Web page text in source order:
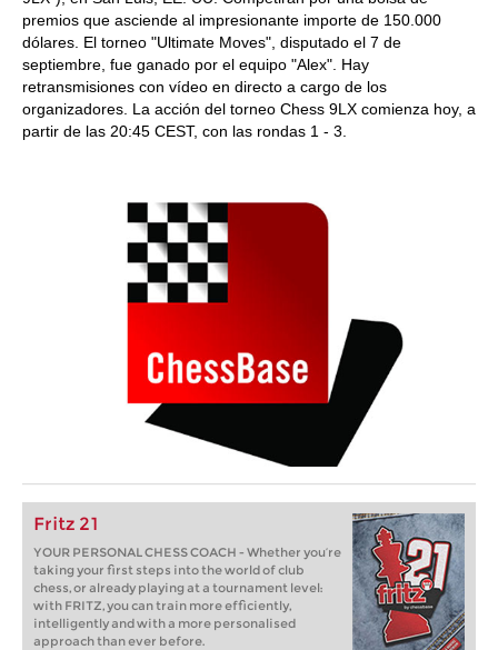
premios que asciende al impresionante importe de 150.000
dólares. El torneo "Ultimate Moves", disputado el 7 de
septiembre, fue ganado por el equipo "Alex". Hay
retransmisiones con vídeo en directo a cargo de los
organizadores. La acción del torneo Chess 9LX comienza hoy, a
partir de las 20:45 CEST, con las rondas 1 - 3.
Fritz 21
YOUR PERSONAL CHESS COACH - Whether you’re
taking your first steps into the world of club
chess, or already playing at a tournament level:
with FRITZ, you can train more efficiently,
intelligently and with a more personalised
approach than ever before.